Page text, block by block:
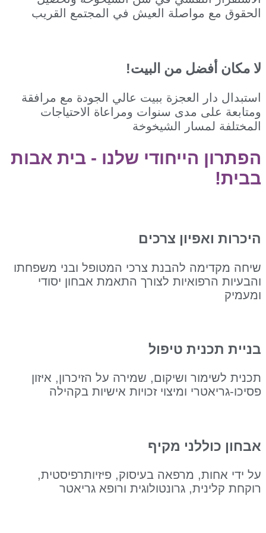
مواصلة العيش في المجتمع القريب
أفضل من البيت!
دار العجزة ببيت عالي الجودة مع مرافقة
على مدى سنوات ومراعاة الاحتياجات
لمسار الشيخوخة
הייחודי שלנו - בית אבות
ואפיון צרכים
להבנת צרכי המטופל ובני משפחתו
הרפואיות לצורך התאמת אבחון יסודי
טיפול
ושיקום, שמירה על הזיכרון, איזון
ומיצוי זכויות אישיות בקהילה
מקיף
מרפאה בעיסוק, פיזיותרפיסטית,
גרונטולוגית ורופא גריאטר